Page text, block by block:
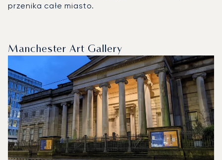
przenika całe miasto.
Manchester Art Gallery